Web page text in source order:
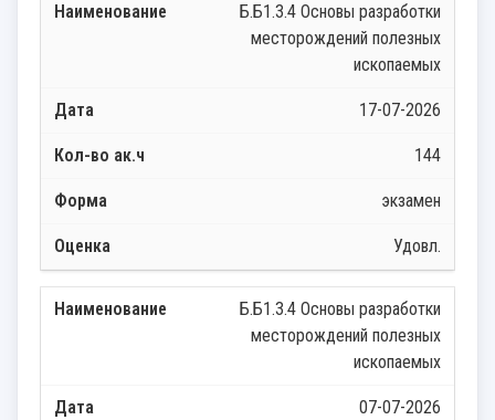
Б.Б1.3.4 Основы разработки
месторождений полезных
ископаемых
17-07-2026
144
экзамен
Удовл.
Б.Б1.3.4 Основы разработки
месторождений полезных
ископаемых
07-07-2026